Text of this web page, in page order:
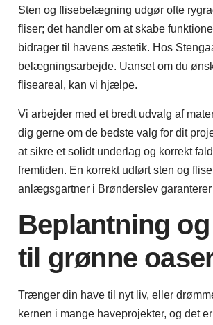
Sten og flisebelægning udgør ofte
fliser; det handler om at skabe
bidrager til havens æstetik. Hos
belægningsarbejde. Uanset om du
fliseareal, kan vi hjælpe.
Vi arbejder med et bredt udvalg af
dig gerne om de bedste valg for dit
at sikre et solidt underlag og korrekt
fremtiden. En korrekt udført sten og
anlægsgartner i Brønderslev
Beplantning
til grønne
Trænger din have til nyt liv, eller
kernen i mange haveprojekter, og det